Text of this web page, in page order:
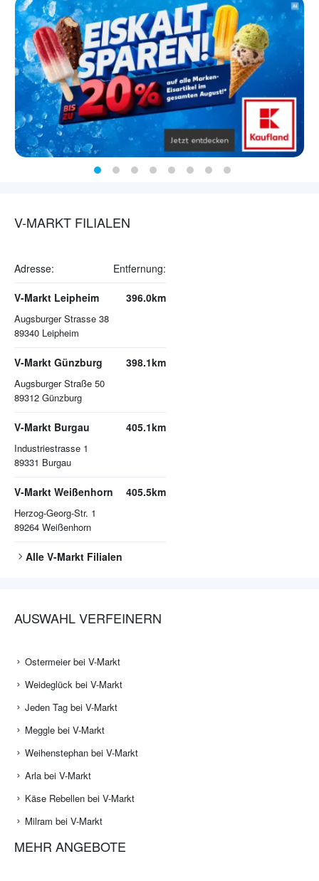
V-MARKT FILIALEN
Adresse: Entfernung:
V-Markt Leipheim
Augsburger Strasse 38
89340 Leipheim
396.0km
V-Markt Günzburg
Augsburger Straße 50
89312 Günzburg
398.1km
V-Markt Burgau
Industriestrasse 1
89331 Burgau
405.1km
V-Markt Weißenhorn
Herzog-Georg-Str. 1
89264 Weißenhorn
405.5km
Alle V-Markt Filialen
AUSWAHL VERFEINERN
Ostermeier bei V-Markt
Weideglück bei V-Markt
Jeden Tag bei V-Markt
Meggle bei V-Markt
Weihenstephan bei V-Markt
Arla bei V-Markt
Käse Rebellen bei V-Markt
Milram bei V-Markt
MEHR ANGEBOTE